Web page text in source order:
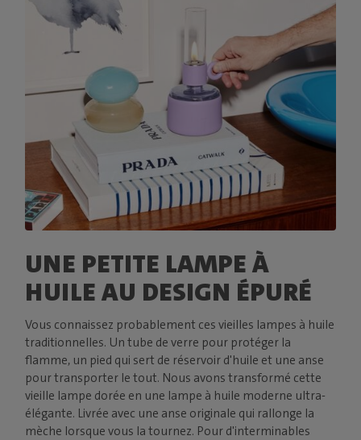
UNE PETITE LAMPE À
HUILE AU DESIGN ÉPURÉ
Vous connaissez probablement ces vieilles lampes à huile
traditionnelles. Un tube de verre pour protéger la
flamme, un pied qui sert de réservoir d'huile et une anse
pour transporter le tout. Nous avons transformé cette
vieille lampe dorée en une lampe à huile moderne ultra-
élégante. Livrée avec une anse originale qui rallonge la
mèche lorsque vous la tournez. Pour d'interminables